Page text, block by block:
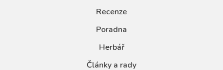
Recenze
Poradna
Herbář
Články a rady